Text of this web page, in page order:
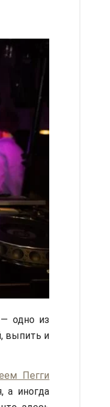
одно из
выпить и
Пегги
а иногда